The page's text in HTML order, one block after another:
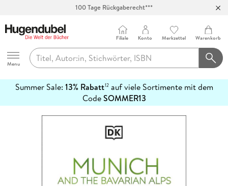
Hugendubel
Menu
Filiale Konto Merkzettel Warenkorb
Summer Sale: 13% Rabatt12auf viele Sortimente mit dem
CodeSOMMER13
erfahren